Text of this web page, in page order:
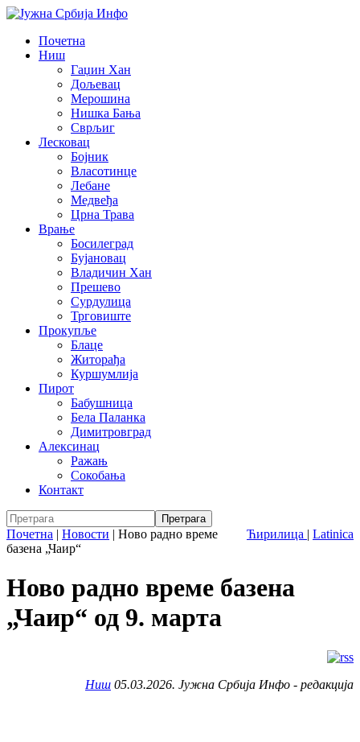
Почетна
Ниш
Гаџин Хан
Дољевац
Мерошина
Нишка Бања
Сврљиг
Лесковац
Бојник
Власотинце
Лебане
Медвеђа
Црна Трава
Врање
Босилеград
Бујановац
Владичин Хан
Прешево
Сурдулица
Трговиште
Прокупље
Блаце
Житорађа
Куршумлија
Пирот
Бабушница
Бела Паланка
Димитровград
Алексинац
Ражањ
Сокобања
Контакт
Ћирилица | Latinica
Почетна | Новости | Ново радно време
базена „Чаир“
Ново радно време базена
„Чаир“ од 9. марта
Ниш 05.03.2026. Јужна Србија Инфо - редакција